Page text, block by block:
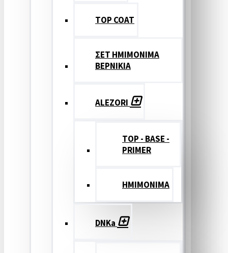
TOP COAT
ΣΕΤ ΗΜΙΜΟΝΙΜΑ
ΒΕΡΝΙΚΙΑ
ALEZORI
TOP - BASE -
PRIMER
ΗΜΙΜΟΝΙΜΑ
DNKa